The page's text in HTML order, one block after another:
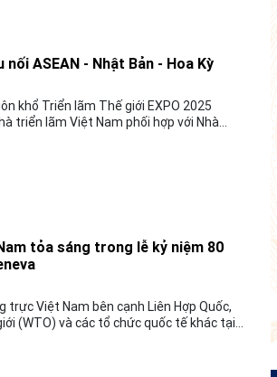
nối ASEAN - Nhật Bản - Hoa Kỳ
khổ Triển lãm Thế giới EXPO 2025
triển lãm Việt Nam phối hợp với Nhà
tỏa sáng trong lễ kỷ niệm 80
trực Việt Nam bên cạnh Liên Hợp Quốc,
(WTO) và các tổ chức quốc tế khác tại